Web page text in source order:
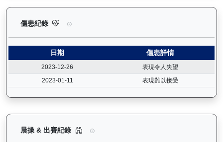
傷患紀錄 型到爆（H011）— 傷患紀錄：查看馬匹完整的
日期 傷患詳情
2023-12-26
表現令人失望
2023-01-11
表現難以接受
晨操 & 出賽紀錄 型到爆（H011）— 晨操及出賽紀錄圖表